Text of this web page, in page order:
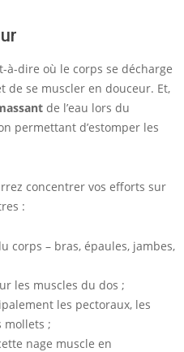
à-dire où le corps se décharge
de se muscler en douceur. Et,
de l’eau lors du
permettant d’estomper les
concentrer vos efforts sur
:
corps – bras, épaules, jambes,
les muscles du dos ;
les pectoraux, les
mollets ;
nage muscle en